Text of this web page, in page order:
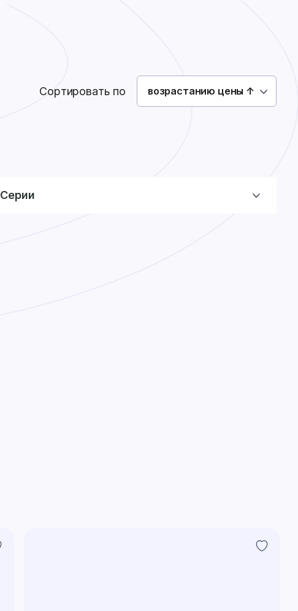
Серии
Сортировать по возрастанию цены ↑